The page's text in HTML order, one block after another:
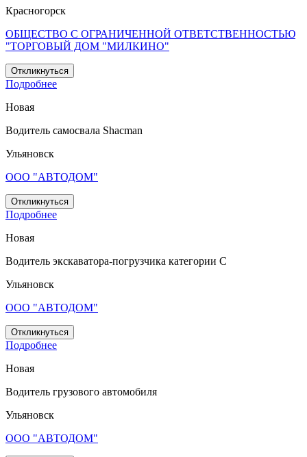
Красногорск
ОБЩЕСТВО С ОГРАНИЧЕННОЙ ОТВЕТСТВЕННОСТЬЮ
"ТОРГОВЫЙ ДОМ "МИЛКИНО"
Откликнуться
Подробнее
Новая
Водитель самосвала Shacman
Ульяновск
ООО "АВТОДОМ"
Откликнуться
Подробнее
Новая
Водитель экскаватора-погрузчика категории С
Ульяновск
ООО "АВТОДОМ"
Откликнуться
Подробнее
Новая
Водитель грузового автомобиля
Ульяновск
ООО "АВТОДОМ"